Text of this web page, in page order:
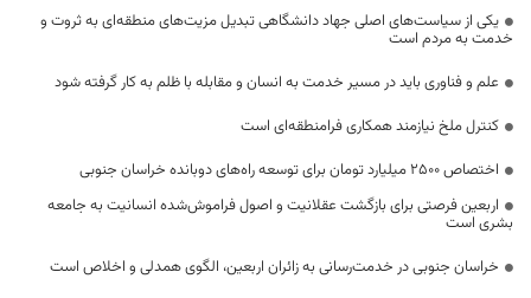
یکی از سیاست‌های اصلی جهاد دانشگاهی تبدیل مزیت‌های منطقه‌ای به ثروت و
خدمت به مردم است
علم و فناوری باید در مسیر خدمت به انسان و مقابله با ظلم به کار گرفته شود
کنترل ملخ نیازمند همکاری فرامنطقه‌ای است
اختصاص 2500 میلیارد تومان برای توسعه راه‌های دوبانده خراسان جنوبی
اربعین فرصتی برای بازگشت عقلانیت و اصول فراموش‌شده انسانیت به جامعه
بشری است
خراسان جنوبی در خدمت‌رسانی به زائران اربعین، الگوی همدلی و اخلاص است